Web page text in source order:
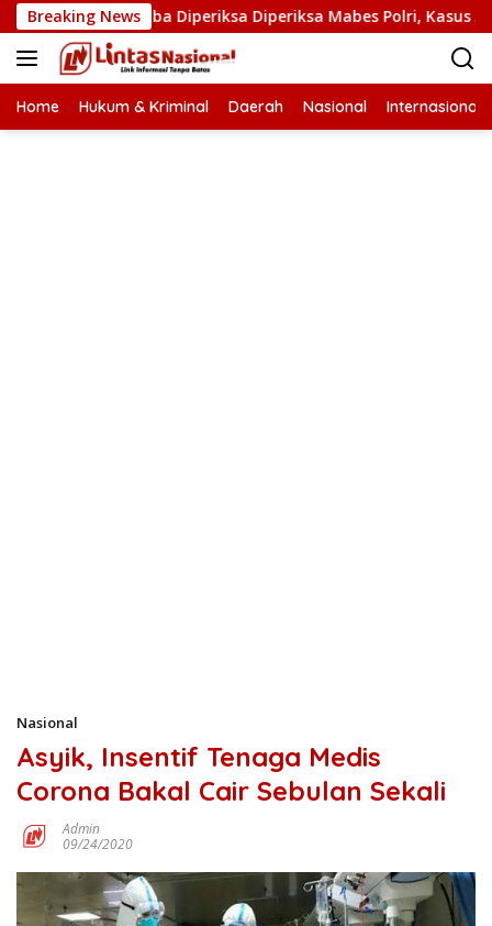
Langsung
ke
konten
Breaking News
Narkoba Diperiksa Diperiksa Mabes Polri, Kasus Apa?
Home Hukum & Kriminal Daerah Nasional Internasional
Nasional
Asyik, Insentif Tenaga Medis
Corona Bakal Cair Sebulan Sekali
Admin
09/24/2020